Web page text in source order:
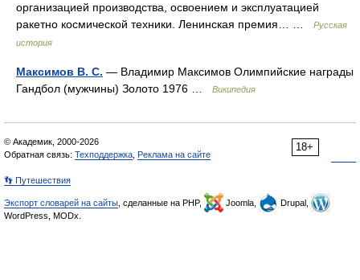
организацией производства, освоением и эксплуатацией
ракетно космической техники. Ленинская премия… …
Русская
история
Максимов В. С. — Владимир Максимов Олимпийские награды
Гандбол (мужчины) Золото 1976 …
Википедия
18+
© Академик, 2000-2026
Обратная связь: Техподдержка Реклама на сайте
👣 Путешествия
Экспорт словарей на сайты , сделанные на PHP, Joomla,
Drupal,
WordPress, MODx.